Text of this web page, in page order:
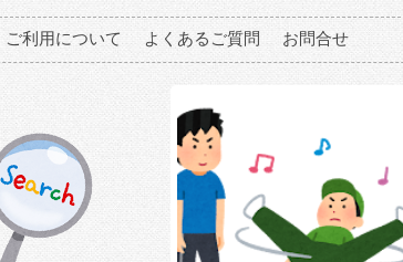
ご利用について よくあるご質問 お問合せ